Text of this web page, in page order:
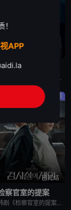
姻之后
韩剧《婚姻之后》又名：婚姻的完成,The Husband,The Fulfillment of Marriage,결혼의 완성，讲述了：神经外科权威姜泰柱（南宫珉 饰）因为老婆高世允（李雪 饰）在提出
剧情
已完结
察官室的提案
韩剧《检察官室的提案》又名：检察官办公室的提议,检察官的提案(台),The Prosecutors Proposal,검사실의 제안，讲述了：改编自同名小说。一个是凶手的儿子，一个是受害者的儿子——一
APP